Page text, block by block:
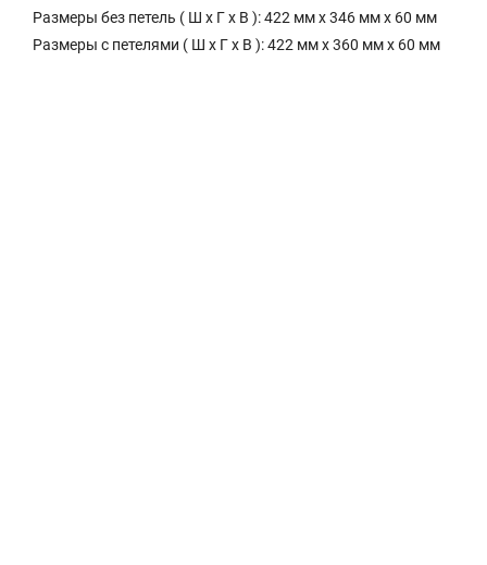
Размеры без петель ( Ш x Г x В ): 422 мм x 346 мм x 60 мм
Размеры с петелями ( Ш x Г x В ): 422 мм x 360 мм x 60 мм